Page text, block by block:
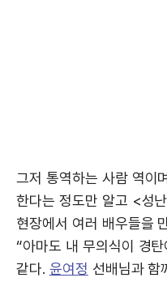
그저 통역하는 사람 역이
한다는 정도만 알고 <성
현장에서 여러 배우들을
“아마도 내 무의식이 경
같다. 윤여정 선배님과 함